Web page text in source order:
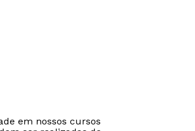
em nossos cursos